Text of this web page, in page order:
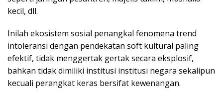
kecil, dll.
Inilah ekosistem sosial penangkal fenomena trend
intoleransi dengan pendekatan soft kultural paling
efektif, tidak menggertak gertak secara eksplosif,
bahkan tidak dimiliki institusi institusi negara sekalipun
kecuali perangkat keras bersifat kewenangan.